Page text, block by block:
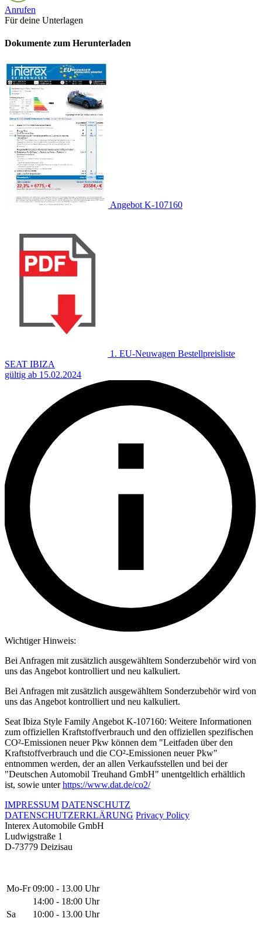
Anrufen
Für deine Unterlagen
Dokumente zum Herunterladen
Angebot K-107160
1. EU-Neuwagen Bestellpreisliste
SEAT IBIZA
gültig ab 15.02.2024
Wichtiger Hinweis:
Bei Anfragen mit zusätzlich ausgewähltem Sonderzubehör wird von
uns das Angebot kontrolliert und neu kalkuliert.
Bei Anfragen mit zusätzlich ausgewähltem Sonderzubehör wird von
uns das Angebot kontrolliert und neu kalkuliert.
Seat Ibiza Style Family Angebot K-107160: Weitere Informationen
zum offiziellen Kraftstoffverbrauch und den offiziellen spezifischen
CO²-Emissionen neuer Pkw können dem "Leitfaden über den
Kraftstoffverbrauch und die CO²-Emissionen neuer Pkw"
entnommen werden, der an allen Verkaufsstellen und bei der
"Deutschen Automobil Treuhand GmbH" unentgeltlich erhältlich
ist, sowie unterhttps://www.dat.de/co2/
IMPRESSUM DATENSCHUTZ
DATENSCHUTZERKLÄRUNG Privacy Policy
Interex Automobile GmbH
Ludwigstraße 1
D-73779 Deizisau
Mo-Fr 09:00 - 13.00 Uhr
14:00 - 18:00 Uhr
Sa
10:00 - 13.00 Uhr